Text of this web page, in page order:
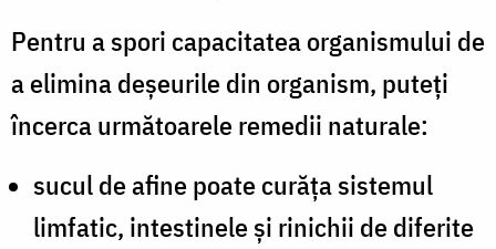
Pentru a spori capacitatea organismului de
a elimina deșeurile din organism, puteți
încerca următoarele remedii naturale:
sucul de afine poate curăța sistemul
limfatic, intestinele și rinichii de diferite